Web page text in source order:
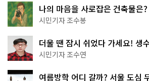
나의 마음을 사로잡은 건축물은
상작 공개!
시민기자 조수봉
더울 땐 잠시 쉬었다 가세요! 생
·무더위쉼터까지
시민기자 조수연
여름방학 어디 갈까? 서울 도심